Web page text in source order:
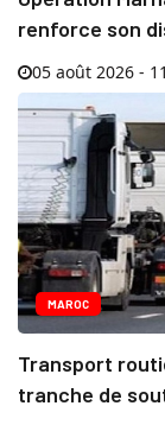
renforce son
05 août 2026 -
MAROC
Transport
tranche de